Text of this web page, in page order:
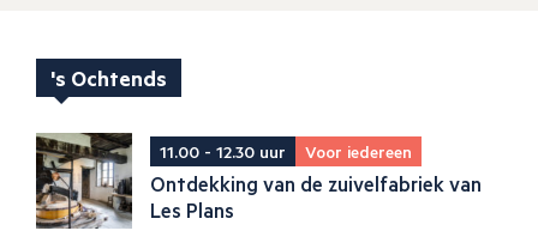
's Ochtends
11.00 - 12.30 uur Voor iedereen
Ontdekking van de zuivelfabriek van
Les Plans